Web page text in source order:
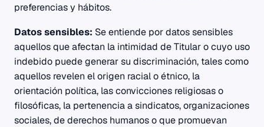
preferencias y hábitos.
Datos sensibles: Se entiende por datos sensibles
aquellos que afectan la intimidad de Titular o cuyo uso
indebido puede generar su discriminación, tales como
aquellos revelen el origen racial o étnico, la
orientación política, las convicciones religiosas o
filosóficas, la pertenencia a sindicatos, organizaciones
sociales, de derechos humanos o que promuevan